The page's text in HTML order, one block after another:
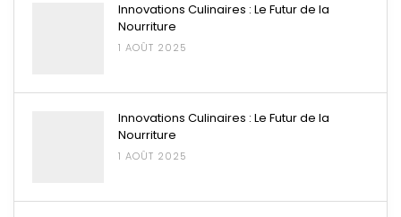
Innovations Culinaires : Le Futur de la
Nourriture
1 AOÛT 2025
Innovations Culinaires : Le Futur de la
Nourriture
1 AOÛT 2025